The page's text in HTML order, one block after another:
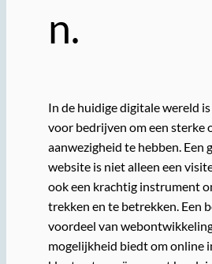
n.
In de huidige digitale wereld
voor bedrijven om een sterke
aanwezigheid te hebben. Een
website is niet alleen een
ook een krachtig instrument
trekken en te betrekken. Een
voordeel van
mogelijkheid biedt om online